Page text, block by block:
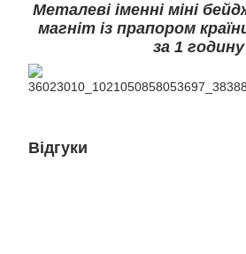
Металеві іменні міні
магніт із прапором
за 1 годину
Відгуки